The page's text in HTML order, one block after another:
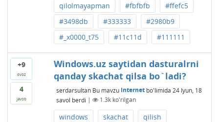
qilolmayapman
#fbfbfb
#ffefc5
#3498db
#333333
#2980b9
#_x0000_t75
#11c11d #111111
+9
ovoz
4
javob
Windows.uz saytidan dasturalrni
qanday skachat qilsa bo`ladi?
serdarsultan Bu mavzu Internetbo'limida 24 Iyun, 18
savol berdi | 1.3kko'rilgan
windows skachat qilish